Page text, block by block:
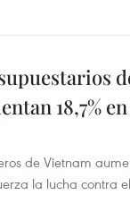
18,7%
de Vietnam
la lucha contra